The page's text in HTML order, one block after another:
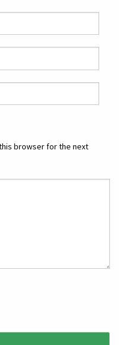
browser for the next